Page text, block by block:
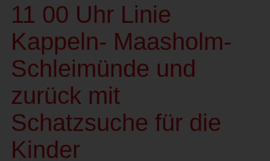
11 00 Uhr Linie
Kappeln- Maasholm-
Schleimünde und
zurück mit
Schatzsuche für die
Kinder